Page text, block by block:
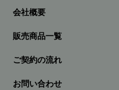
会社概要
販売商品一覧
ご契約の流れ
お問い合わせ